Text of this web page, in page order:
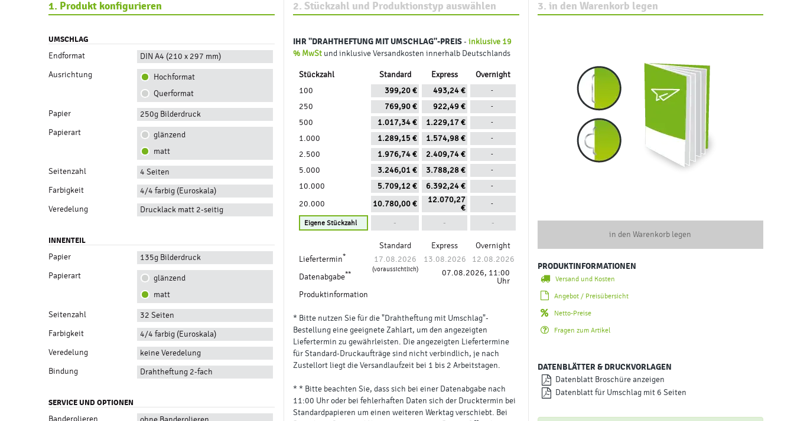
1. Produkt konfigurieren
UMSCHLAG
Endformat DIN A4 (210 x 297 mm)
Ausrichtung
Hochformat
Querformat
Papier 250g Bilderdruck
Papierart
glänzend
matt
Seitenzahl 4 Seiten
Farbigkeit 4/4 farbig (Euroskala)
Veredelung Drucklack matt 2-seitig
INNENTEIL
Papier 135g Bilderdruck
Papierart
glänzend
matt
Seitenzahl 32 Seiten
Farbigkeit 4/4 farbig (Euroskala)
Veredelung keine Veredelung
Bindung Drahtheftung 2-fach
SERVICE UND OPTIONEN
Banderolieren
2. Stückzahl und Produktionstyp auswählen
IHR"DRAHTHEFTUNG MIT UMSCHLAG"-PREIS -inklusive 19
% MwSt und inklusive Versandkosten innerhalb Deutschlands
Stückzahl Standard Express
Overnight
100
399,20 € 493,24 € -
250 769,90 € 922,49 € -
500 1.017,34 € 1.229,17 € -
1.000 1.289,15 € 1.574,98 € -
2.500 1.976,74 € 2.409,74 € -
5.000 3.246,01 € 3.788,28 € -
10.000 5.709,12 € 6.392,24 € -
20.000 10.780,00 €
12.070,27
€
-
- - -
Standard Express
Overnight
Liefertermin* 17.08.2026 13.08.2026 12.08.2026
Datenabgabe**
(voraussichtlich)
07.08.2026, 11:00
Uhr
Produktinformation
* Bitte nutzen Sie für die "Drahtheftung mit Umschlag"-
Bestellung eine geeignete Zahlart, um den angezeigten
Liefertermin zu gewährleisten. Die angezeigten Liefertermine
für Standard-Druckaufträge sind nicht verbindlich, je nach
Zustellort liegt die Versandlaufzeit bei 1 bis 2 Arbeitstagen.
* * Bitte beachten Sie, dass sich bei einer Datenabgabe nach
11:00 Uhr oder bei fehlerhaften Daten sich der Drucktermin bei
Standardpapieren um einen weiteren Werktag verschiebt. Bei
3. in den Warenkorb legen
in den Warenkorb legen
PRODUKTINFORMATIONEN
Versand und Kosten
Angebot / Preisübersicht
Netto-Preise
Fragen zum Artikel
DATENBLÄTTER & DRUCKVORLAGEN
Datenblatt Broschüre anzeigen
Datenblatt für Umschlag mit 6 Seiten